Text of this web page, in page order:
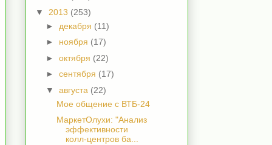
▼ 2013 (253)
► декабря (11)
► ноября (17)
► октября (22)
► сентября (17)
▼ августа (22)
Мое общение с ВТБ-24
МаркетОлухи: "Анализ
эффективности
колл-центров ба...